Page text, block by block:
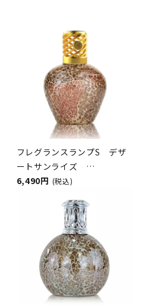
フレグランスランプS デザ
ートサンライズ
ASHLEIGH&BURWOOD（ア
6,490円 (税込)